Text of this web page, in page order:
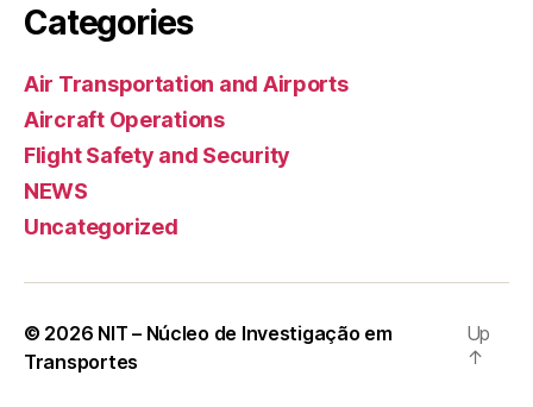
Categories
Air Transportation and Airports
Aircraft Operations
Flight Safety and Security
NEWS
Uncategorized
© 2026 NIT – Núcleo de Investigação em
Transportes
Up
↑